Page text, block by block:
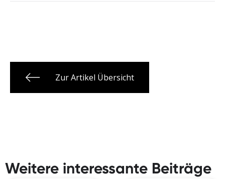
Zur Artikel Übersicht
Weitere interessante Beiträge